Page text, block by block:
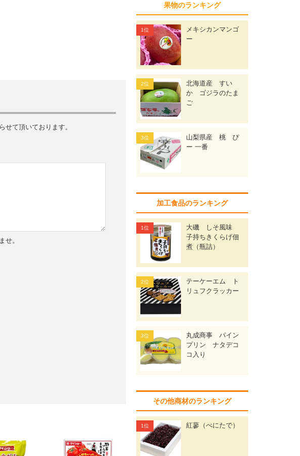
せて頂いております。
せ。
果物のランキング
メキシカンマンゴ
ー
北海道産 すい
か ゴジラのたま
ご
山梨県産 桃 ぴ
ー 一番
加工食品のランキング
大磯 しそ風味
子持ちきくらげ佃
煮（瓶詰）
テーケーエム ト
リュフクラッカー
丸成商事 パイン
プリン ナタデコ
コ入り
その他商材のランキング
紅蓼（べにたで）